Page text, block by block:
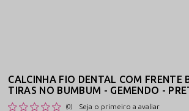
CALCINHA FIO DENTAL COM FRENTE
TIRAS NO BUMBUM - GEMENDO -
(0) Seja o primeiro a avaliar